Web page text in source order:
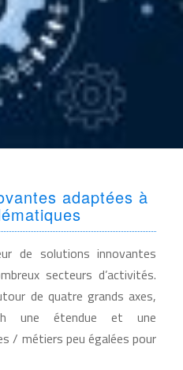
adaptées à
de solutions innovantes
secteurs d’activités.
de quatre grands axes,
une étendue et une
/ métiers peu égalées pour